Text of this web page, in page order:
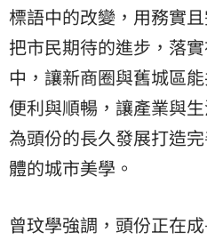
標語中的改變，用務實
把市民期待的進步，落
中，讓新商圈與舊城區
便利與順暢，讓產業與
為頭份的長久發展打造
體的城市美學。
曾玟學強調，頭份正在